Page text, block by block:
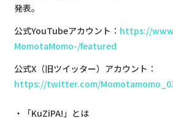
発表。
公式YouTubeアカウント： https://
MomotaMomo-/featured
公式X（旧ツイッター）アカウント：
https://twitter.com/
「KuZiPA!」とは